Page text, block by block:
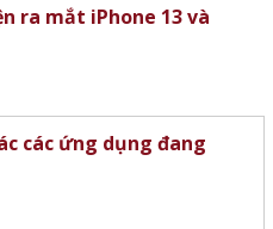
ra mắt iPhone 13 và
các ứng dụng đang